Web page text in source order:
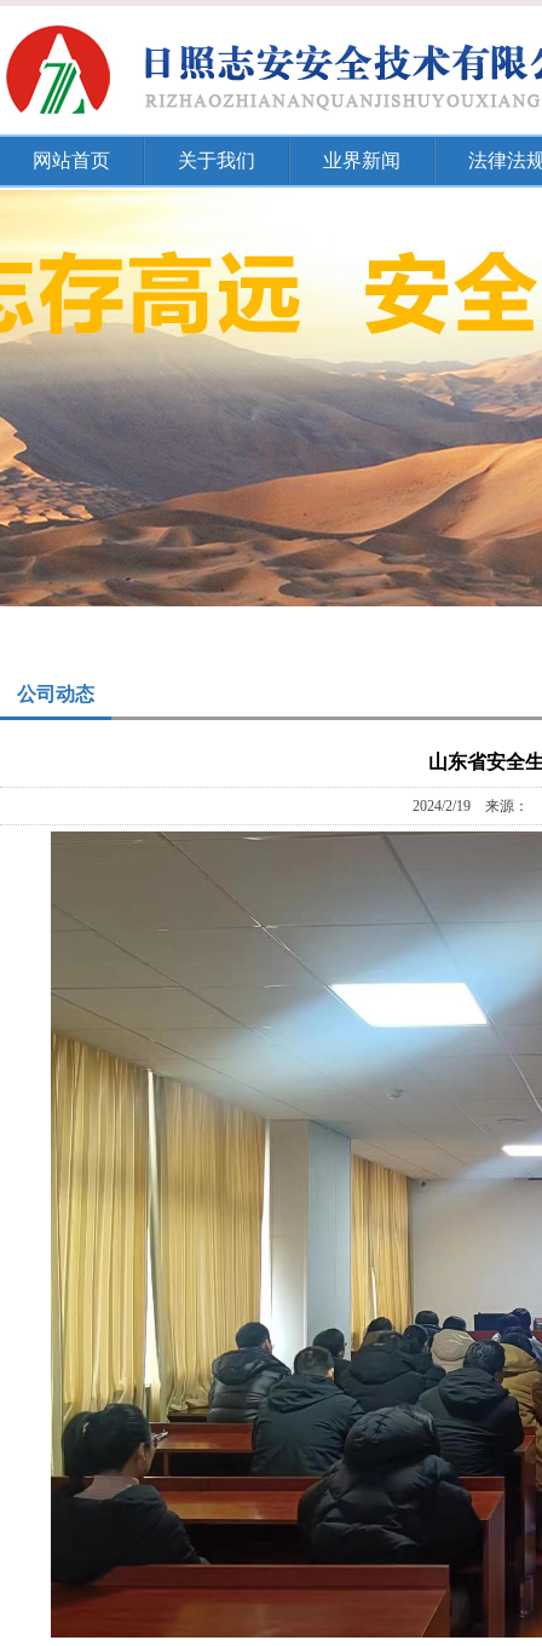
网站首页 关于我们 业界新闻 法律法
公司动态
山东省安全
2024/2/19 来源：